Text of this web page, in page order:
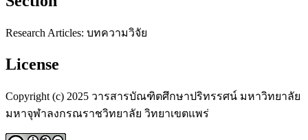
Research Articles: บทความวิจัย
License
Copyright (c) 2025 วารสารบัณฑิตศึกษาปริทรรศน์ มหาวิทยาลัย
มหาจุฬาลงกรณราชวิทยาลัย วิทยาเขตแพร่